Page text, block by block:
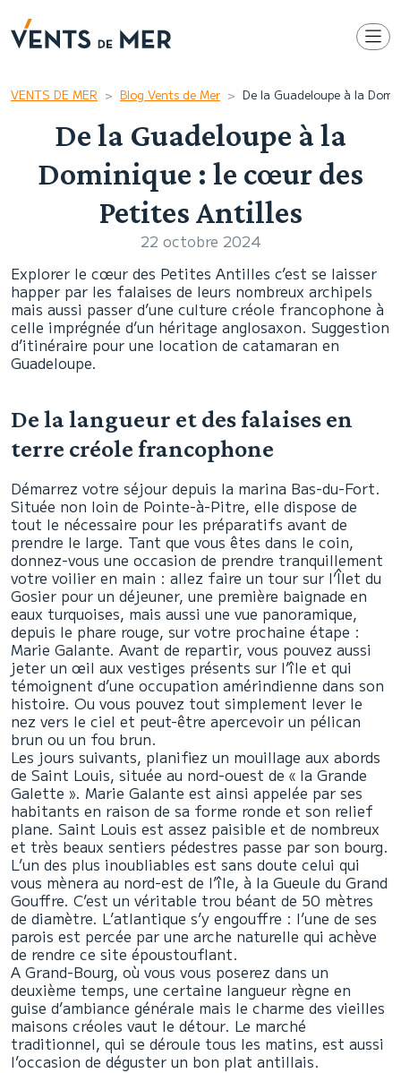
VENTS DE MER Blog Vents de Mer De la Guadeloupe à la
De la Guadeloupe à la
Dominique : le cœur des
Petites Antilles
22 octobre 2024
Explorer le cœur des Petites Antilles c’est se laisser
happer par les falaises de leurs nombreux archipels
mais aussi passer d’une culture créole francophone à
celle imprégnée d’un héritage anglosaxon. Suggestion
d’itinéraire pour une location de catamaran en
Guadeloupe.
De la langueur et des falaises en
terre créole francophone
Démarrez votre séjour depuis la marina Bas-du-Fort.
Située non loin de Pointe-à-Pitre, elle dispose de
tout le nécessaire pour les préparatifs avant de
prendre le large. Tant que vous êtes dans le coin,
donnez-vous une occasion de prendre tranquillement
votre voilier en main : allez faire un tour sur l’Îlet du
Gosier pour un déjeuner, une première baignade en
eaux turquoises, mais aussi une vue panoramique,
depuis le phare rouge, sur votre prochaine étape :
Marie Galante. Avant de repartir, vous pouvez aussi
jeter un œil aux vestiges présents sur l’île et qui
témoignent d’une occupation amérindienne dans son
histoire. Ou vous pouvez tout simplement lever le
nez vers le ciel et peut-être apercevoir un pélican
brun ou un fou brun.
Les jours suivants, planifiez un mouillage aux abords
de Saint Louis, située au nord-ouest de « la Grande
Galette ». Marie Galante est ainsi appelée par ses
habitants en raison de sa forme ronde et son relief
plane. Saint Louis est assez paisible et de nombreux
et très beaux sentiers pédestres passe par son bourg.
L’un des plus inoubliables est sans doute celui qui
vous mènera au nord-est de l’île, à la Gueule du Grand
Gouffre. C’est un véritable trou béant de 50 mètres
de diamètre. L’atlantique s’y engouffre : l’une de ses
parois est percée par une arche naturelle qui achève
de rendre ce site époustouflant.
A Grand-Bourg, où vous vous poserez dans un
deuxième temps, une certaine langueur règne en
guise d’ambiance générale mais le charme des vieilles
maisons créoles vaut le détour. Le marché
traditionnel, qui se déroule tous les matins, est aussi
l’occasion de déguster un bon plat antillais.